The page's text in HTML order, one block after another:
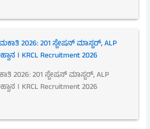
2026: 201 ಸ್ಟೇಷನ್ ಮಾಸ್ಟರ್, ALP
। KRCL Recruitment 2026